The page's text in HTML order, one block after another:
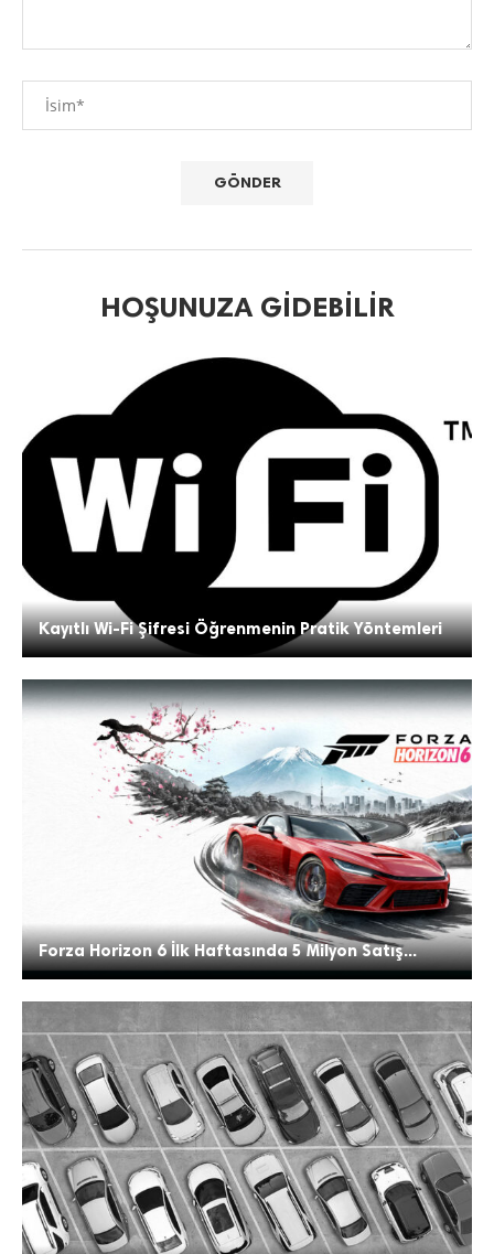
HOŞUNUZA GIDEBILIR
Kayıtlı Wi-Fi Şifresi Öğrenmenin Pratik Yöntemleri
Forza Horizon 6 İlk Haftasında 5 Milyon Satış...